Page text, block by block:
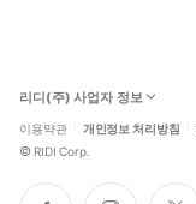
리디(주) 사업자 정보
이용약관 개인정보 처리방침
© RIDI Corp.